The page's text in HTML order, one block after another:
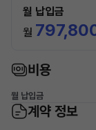
월 납입금
월
비용
월 납입금
계약 정보